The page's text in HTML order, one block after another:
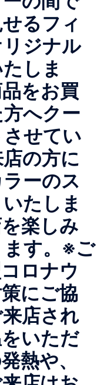
るフィ
ジナル
しま
をお買
へクー
せてい
の方に
ーのス
たしま
楽しみ
す。 ※ご
ロナウ
にご協
店され
いただ
熱や、